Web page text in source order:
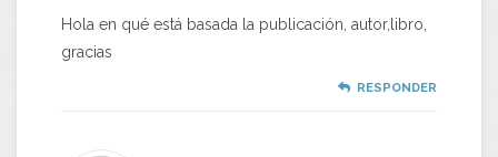
Hola en qué está basada la publicación, autor,libro,
gracias
RESPONDER